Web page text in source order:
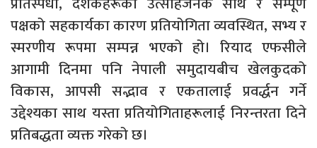
पक्षको सहकार्यका कारण प्रतियोगिता व्यवस्थित, सभ्य र
स्मरणीय रूपमा सम्पन्न भएको हो। रियाद एफसीले
आगामी दिनमा पनि नेपाली समुदायबीच खेलकुदको
विकास, आपसी सद्भाव र एकतालाई प्रवर्द्धन गर्ने
उद्देश्यका साथ यस्ता प्रतियोगिताहरूलाई निरन्तरता दिने
प्रतिबद्धता व्यक्त गरेको छ।